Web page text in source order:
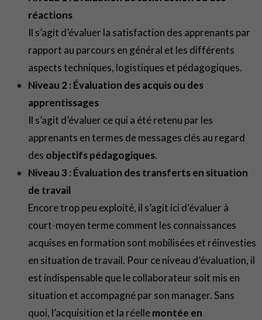
réactions
Il s’agit d’évaluer la satisfaction des apprenants par
rapport au parcours en général et les différents
aspects techniques, logistiques et pédagogiques.
Niveau 2 : Évaluation des acquis ou des
apprentissages
Il s’agit d’évaluer ce qui a été retenu par les
apprenants en termes de messages clés au regard
des objectifs pédagogiques.
Niveau 3 : Évaluation des transferts en situation
de travail
Encore trop peu exploité, il s’agit ici d’évaluer à
court-moyen terme comment les connaissances
acquises en formation sont mobilisées et réinvesties
en situation de travail. Pour ce niveau d’évaluation, il
est indispensable que le collaborateur soit mis en
situation et accompagné par son manager. Sans
quoi, l’acquisition et la réellemontée en